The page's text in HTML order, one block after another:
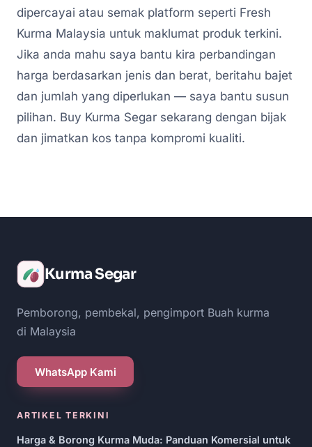
dipercayai atau semak platform seperti Fresh
Kurma Malaysia untuk maklumat produk terkini.
Jika anda mahu saya bantu kira perbandingan
harga berdasarkan jenis dan berat, beritahu bajet
dan jumlah yang diperlukan — saya bantu susun
pilihan. Buy Kurma Segar sekarang dengan bijak
dan jimatkan kos tanpa kompromi kualiti.
Kurma Segar
Pemborong, pembekal, pengimport Buah kurma
di Malaysia
WhatsApp Kami
ARTIKEL TERKINI
Harga & Borong Kurma Muda: Panduan Komersial untuk